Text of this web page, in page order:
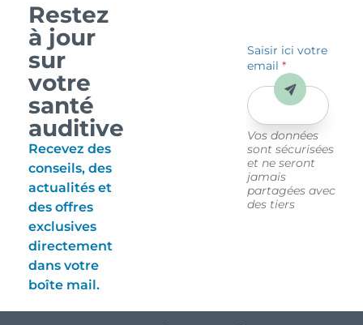
Restez
à jour
sur
votre
santé
auditive
Recevez des
conseils, des
actualités et
des offres
exclusives
directement
dans votre
boîte mail.
Saisir ici votre
email*
Vos données
sont sécurisées
et ne seront
jamais
partagées avec
des tiers
Envoyer